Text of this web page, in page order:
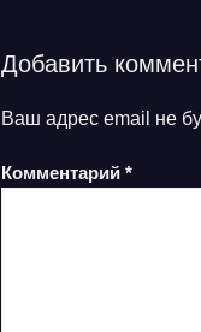
Добавить
Ваш адрес email не
Комментарий *